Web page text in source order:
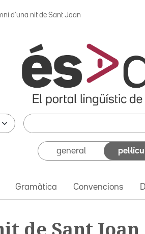
d'una nit de Sant Joan
general
Gramàtica Convencions
de Sant Joan